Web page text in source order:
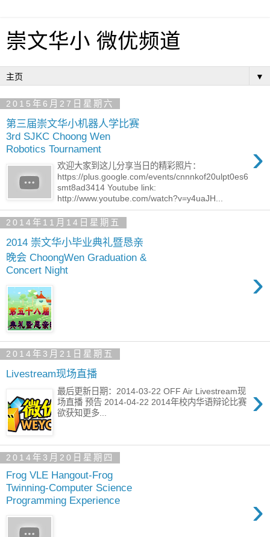
崇文华小 微优频道
▼
2015年6月27日星期六
第三届崇文华小机器人学比赛
3rd SJKC Choong Wen
Robotics Tournament
›
欢迎大家到这儿分享当日的精彩照片：
https://plus.google.com/events/cnnnkof20ulpt0es6
smt8ad3414 Youtube link:
http://www.youtube.com/watch?v=y4uaJH...
2014年11月14日星期五
2014 崇文华小毕业典礼暨恳亲
晚会 ChoongWen Graduation &
Concert Night
›
2014年3月21日星期五
Livestream现场直播
›
最后更新日期：2014-03-22 OFF Air Livestream现
场直播 预告 2014-04-22 2014年校内华语辩论比赛
欲获知更多...
2014年3月20日星期四
Frog VLE Hangout-Frog
Twinning-Computer Science
Programming Experience
›